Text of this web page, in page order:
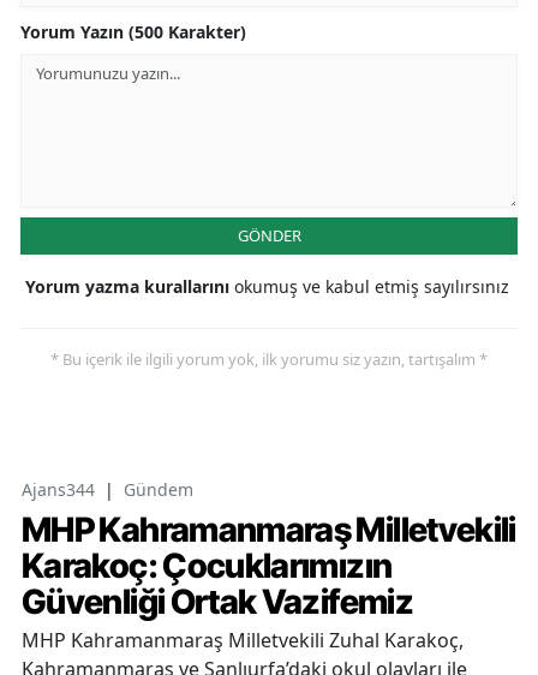
Yorum Yazın (500 Karakter)
GÖNDER
Yorum yazma kurallarını okumuş ve kabul etmiş sayılırsınız
* Bu içerik ile ilgili yorum yok, ilk yorumu siz yazın, tartışalım *
Ajans344 | Gündem
MHP Kahramanmaraş Milletvekili
Karakoç: Çocuklarımızın
Güvenliği Ortak Vazifemiz
MHP Kahramanmaraş Milletvekili Zuhal Karakoç,
Kahramanmaraş ve Şanlıurfa’daki okul olayları ile